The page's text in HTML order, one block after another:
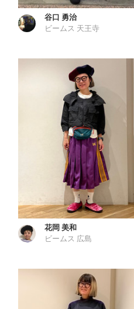
谷口 勇治
ビームス 天王寺
花岡 美和
ビームス 広島